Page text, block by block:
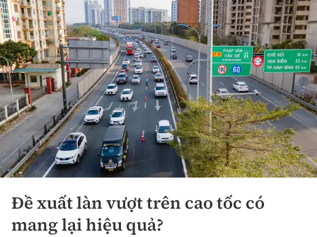
Đề xuất làn vượt trên cao tốc có
mang lại hiệu quả?